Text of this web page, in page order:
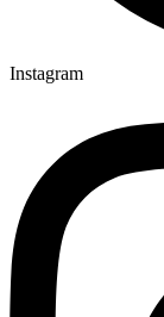
Instagram